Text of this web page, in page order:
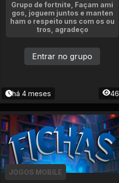
Grupo de fortnite, Façam ami
gos, joguem juntos e manten
ham o respeito uns com os ou
tros, agradeço
há 4 meses 46
Entrar no grupo
JOGOS MOBILE